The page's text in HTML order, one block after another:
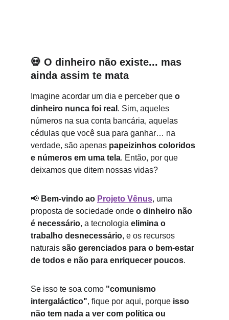
💀 O dinheiro não existe... mas
ainda assim te mata
Imagine acordar um dia e perceber que o
dinheiro nunca foi real . Sim, aqueles
números na sua conta bancária, aquelas
cédulas que você sua para ganhar… na
verdade, são apenas papeizinhos coloridos
e números em uma tela. Então, por que
deixamos que ditem nossas vidas?
📢 Bem-vindo ao Projeto Vênus, uma
proposta de sociedade onde o dinheiro não
é necessário, a tecnologia elimina o
trabalho desnecessário, e os recursos
naturais são gerenciados para o bem-estar
de todos e não para enriquecer poucos.
Se isso te soa como "comunismo
intergaláctico", fique por aqui, porque isso
não tem nada a ver com política ou